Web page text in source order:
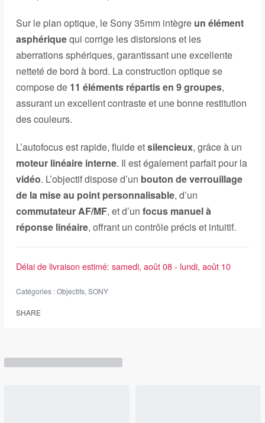
Sur le plan optique, le Sony 35mm intègre un élément
asphériquequi corrige les distorsions et les
aberrations sphériques, garantissant une excellente
netteté de bord à bord. La construction optique se
compose de 11 éléments répartis en 9 groupes,
assurant un excellent contraste et une bonne restitution
des couleurs.
L’autofocus est rapide, fluide etsilencieux, grâce à un
moteur linéaire interne. Il est également parfait pour la
vidéo. L’objectif dispose d’un bouton de verrouillage
de la mise au point personnalisable, d’un
commutateur AF/MF, et d’un focus manuel à
réponse linéaire, offrant un contrôle précis et intuitif.
Délai de livraison estimé: samedi, août 08 - lundi, août 10
Catégories :Objectifs, SONY
SHARE